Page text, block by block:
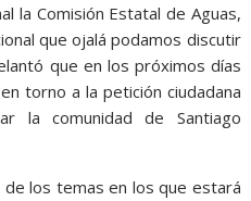
la Comisión Estatal de Aguas,
que ojalá podamos discutir
que en los próximos días
torno a la petición ciudadana
la comunidad de Santiago
los temas en los que estará